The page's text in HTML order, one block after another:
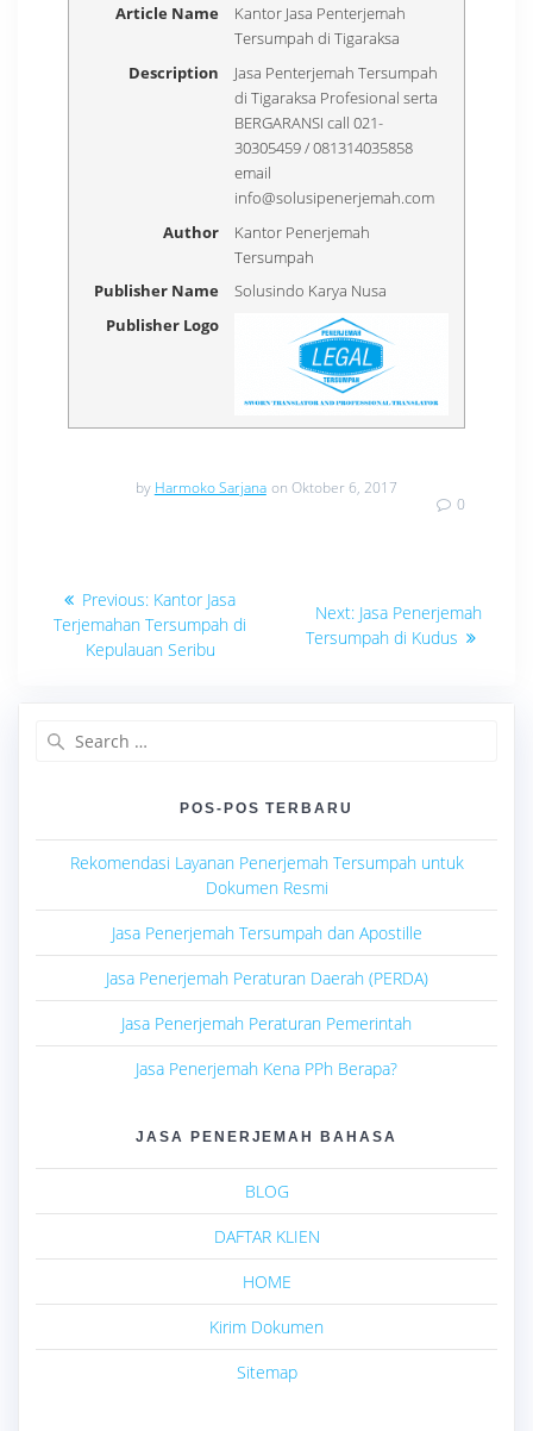
Article Name
Kantor Jasa Penterjemah
Tersumpah di Tigaraksa
Description
Jasa Penterjemah Tersumpah
di Tigaraksa Profesional serta
BERGARANSI call 021-
30305459 / 081314035858
email
info@solusipenerjemah.com
Author
Kantor Penerjemah
Tersumpah
Publisher Name
Solusindo Karya Nusa
Publisher Logo
by Harmoko Sarjana on Oktober 6, 2017
0
Navigasi
pos
Previous: Previous
post:
Kantor Jasa
Terjemahan Tersumpah di
Kepulauan Seribu
Next: Next
post:
Jasa Penerjemah
Tersumpah di Kudus
POS-POS TERBARU
Rekomendasi Layanan Penerjemah Tersumpah untuk
Dokumen Resmi
Jasa Penerjemah Tersumpah dan Apostille
Jasa Penerjemah Peraturan Daerah (PERDA)
Jasa Penerjemah Peraturan Pemerintah
Jasa Penerjemah Kena PPh Berapa?
JASA PENERJEMAH BAHASA
BLOG
DAFTAR KLIEN
HOME
Kirim Dokumen
Sitemap